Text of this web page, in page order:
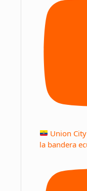
Union
la bandera